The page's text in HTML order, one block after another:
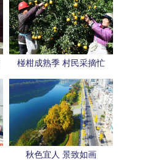
椪柑成熟季 村民采摘忙
秋色宜人 景致如画